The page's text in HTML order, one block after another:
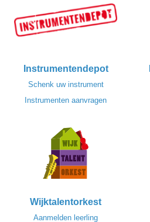
Instrumentendepot
Schenk uw instrument
Instrumenten aanvragen
Wijktalentorkest
Aanmelden leerling